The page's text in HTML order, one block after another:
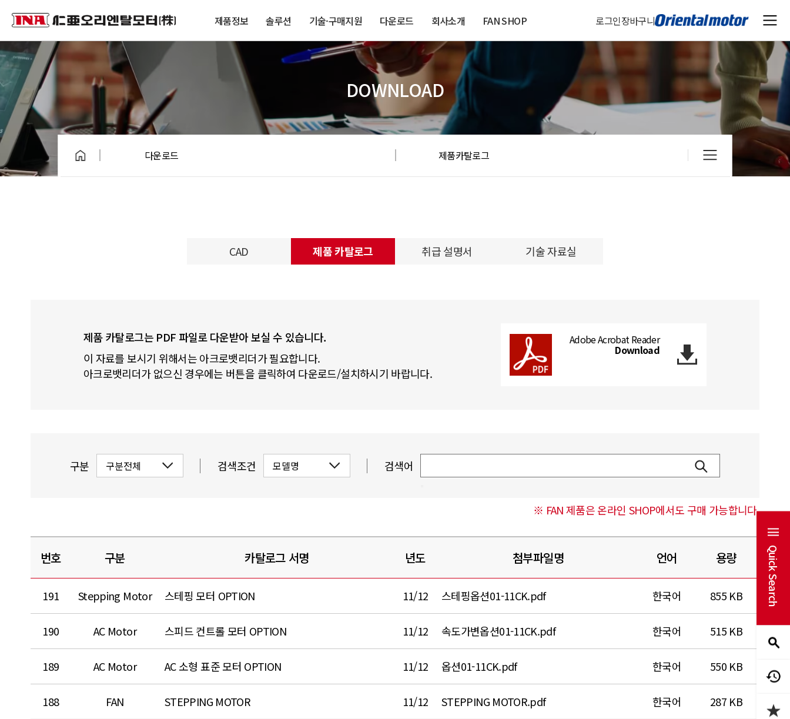
DOWNLOAD
제품정보 솔루션 기술·구매지원 다운로드 회사소개 FAN SHOP 로그인장바구니
Quick Search
다운로드 제품카탈로그
CAD 제품 카탈로그 취급 설명서 기술 자료실
제품 카탈로그는 PDF 파일로 다운받아 보실 수 있습니다.
이 자료를 보시기 위해서는 아크로뱃리더가 필요합니다.
아크로뱃리더가 없으신 경우에는 버튼을 클릭하여 다운로드/설치하시기 바랍니다.
Adobe Acrobat Reader
Download
구분 검색조건 검색어
※ FAN 제품은 온라인 SHOP에서도 구매 가능합니다.
번호 구분 카탈로그 서명 년도 첨부파일명 언어 용량
191 Stepping Motor 스테핑 모터 OPTION 11/12 스테핑옵션01-11CK.pdf 한국어 855 KB
190 AC Motor 스피드 컨트롤 모터 OPTION 11/12 속도가변옵션01-11CK.pdf 한국어 515 KB
189 AC Motor AC 소형 표준 모터 OPTION 11/12 옵션01-11CK.pdf 한국어 550 KB
188 FAN STEPPING MOTOR 11/12 STEPPING MOTOR.pdf 한국어 287 KB